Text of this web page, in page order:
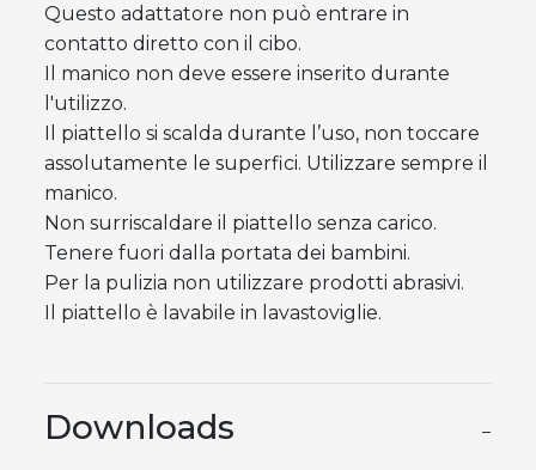
Questo adattatore non può entrare in
contatto diretto con il cibo.
Il manico non deve essere inserito durante
l'utilizzo.
Il piattello si scalda durante l’uso, non toccare
assolutamente le superfici. Utilizzare sempre il
manico.
Non surriscaldare il piattello senza carico.
Tenere fuori dalla portata dei bambini.
Per la pulizia non utilizzare prodotti abrasivi.
Il piattello è lavabile in lavastoviglie.
Downloads −